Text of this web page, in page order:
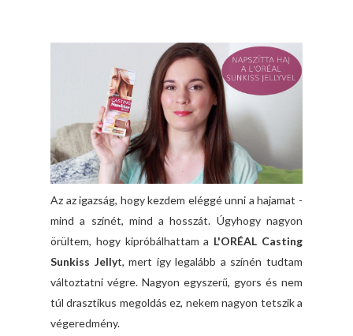
Az az igazság, hogy kezdem eléggé unni a hajamat -
mind a színét, mind a hosszát. Úgyhogy nagyon
örültem, hogy kipróbálhattam a L'ORÉAL Casting
Sunkiss Jellyt, mert így legalább a színén tudtam
változtatni végre. Nagyon egyszerű, gyors és nem
túl drasztikus megoldás ez, nekem nagyon tetszik a
végeredmény.